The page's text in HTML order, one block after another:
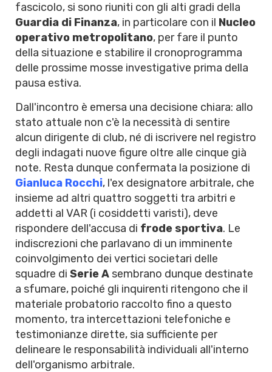
fascicolo, si sono riuniti con gli alti gradi della
Guardia di Finanza, in particolare con il Nucleo
operativo metropolitano, per fare il punto
della situazione e stabilire il cronoprogramma
delle prossime mosse investigative prima della
pausa estiva.
Dall'incontro è emersa una decisione chiara: allo
stato attuale non c'è la necessità di sentire
alcun dirigente di club, né di iscrivere nel registro
degli indagati nuove figure oltre alle cinque già
note. Resta dunque confermata la posizione di
Gianluca Rocchi, l'ex designatore arbitrale, che
insieme ad altri quattro soggetti tra arbitri e
addetti al VAR (i cosiddetti varisti), deve
rispondere dell'accusa di frode sportiva. Le
indiscrezioni che parlavano di un imminente
coinvolgimento dei vertici societari delle
squadre di Serie A sembrano dunque destinate
a sfumare, poiché gli inquirenti ritengono che il
materiale probatorio raccolto fino a questo
momento, tra intercettazioni telefoniche e
testimonianze dirette, sia sufficiente per
delineare le responsabilità individuali all'interno
dell'organismo arbitrale.